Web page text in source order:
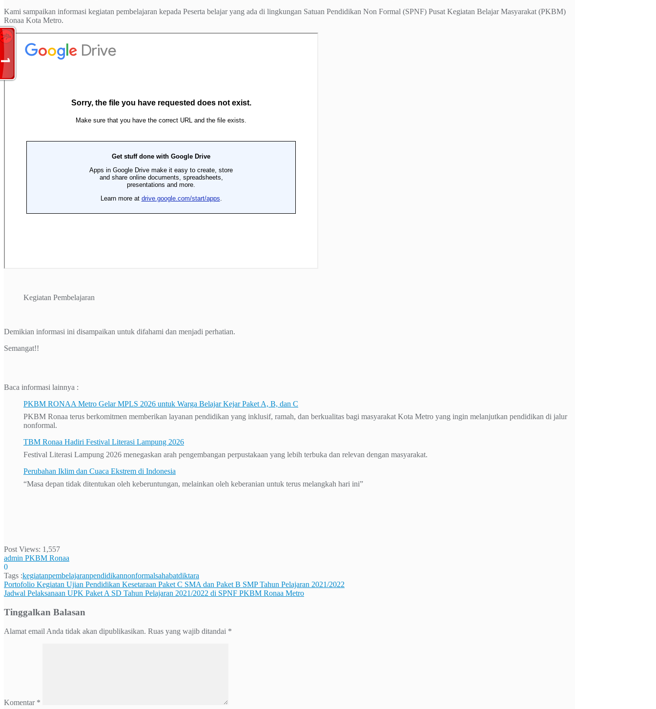
Kami sampaikan informasi kegiatan pembelajaran kepada Peserta belajar yang ada di lingkungan Satuan Pendidikan Non Formal (SPNF) Pusat Kegiatan Belajar Masyarakat (PKBM)
Ronaa Kota Metro.
Kegiatan Pembelajaran
Demikian informasi ini disampaikan untuk difahami dan menjadi perhatian.
Semangat!!
Baca informasi lainnya :
PKBM RONAA Metro Gelar MPLS 2026 untuk Warga Belajar Kejar Paket A, B, dan C
PKBM Ronaa terus berkomitmen memberikan layanan pendidikan yang inklusif, ramah, dan berkualitas bagi masyarakat Kota Metro yang ingin melanjutkan pendidikan di jalur
nonformal.
TBM Ronaa Hadiri Festival Literasi Lampung 2026
Festival Literasi Lampung 2026 menegaskan arah pengembangan perpustakaan yang lebih terbuka dan relevan dengan masyarakat.
Perubahan Iklim dan Cuaca Ekstrem di Indonesia
“Masa depan tidak ditentukan oleh keberuntungan, melainkan oleh keberanian untuk terus melangkah hari ini”
Post Views: 1,557
admin PKBM Ronaa
0
Tags :kegiatanpembelajaranpendidikannonformalsahabatdiktara
Navigasi
pos
Portofolio Kegiatan Ujian Pendidikan Kesetaraan Paket C SMA dan Paket B SMP Tahun Pelajaran 2021/2022
Jadwal Pelaksanaan UPK Paket A SD Tahun Pelajaran 2021/2022 di SPNF PKBM Ronaa Metro
Tinggalkan Balasan
Alamat email Anda tidak akan dipublikasikan. Ruas yang wajib ditandai *
Komentar *